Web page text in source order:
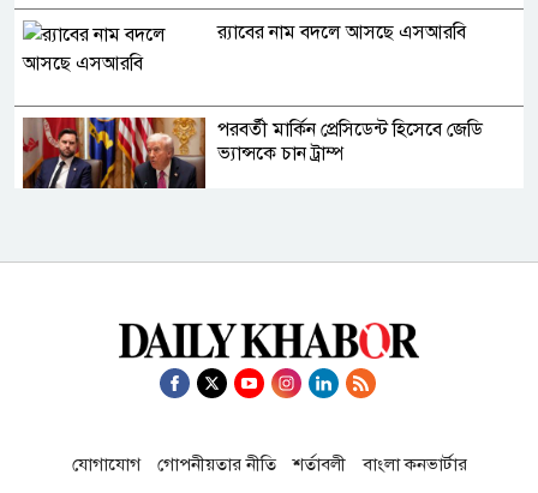
র‍্যাবের নাম বদলে আসছে এসআরবি
পরবর্তী মার্কিন প্রেসিডেন্ট হিসেবে জেডি
ভ্যান্সকে চান ট্রাম্প
হরমুজ প্রণালিতে প্রবেশকারী জাহাজ
থাইল্যান্ডের ১ নম্বর কফি চেইন এখন
যোগাযোগ গোপনীয়তার নীতি শর্তাবলী বাংলা কনভার্টার